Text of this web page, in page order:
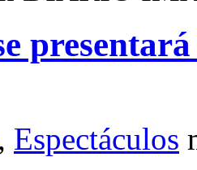
, Espectáculos